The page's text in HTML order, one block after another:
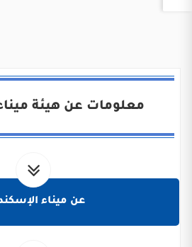
معلومات عن هيئة
عن ميناء